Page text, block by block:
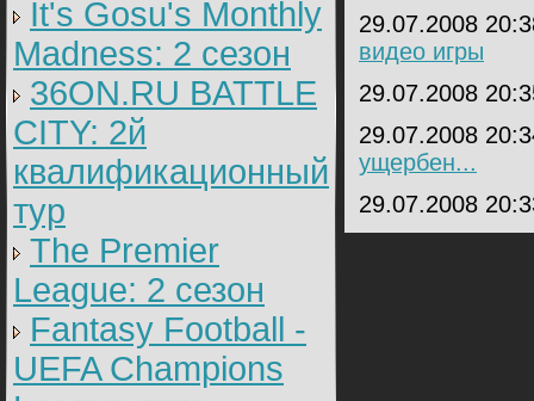
It's Gosu's Monthly
Madness: 2 сезон
36ON.RU BATTLE
CITY: 2й
квалификационный
тур
The Premier
League: 2 cезон
Fantasy Football -
UEFA Champions
29.07.2008
видео игры
29.07.2008
29.07.2008
ущербен...
29.07.2008